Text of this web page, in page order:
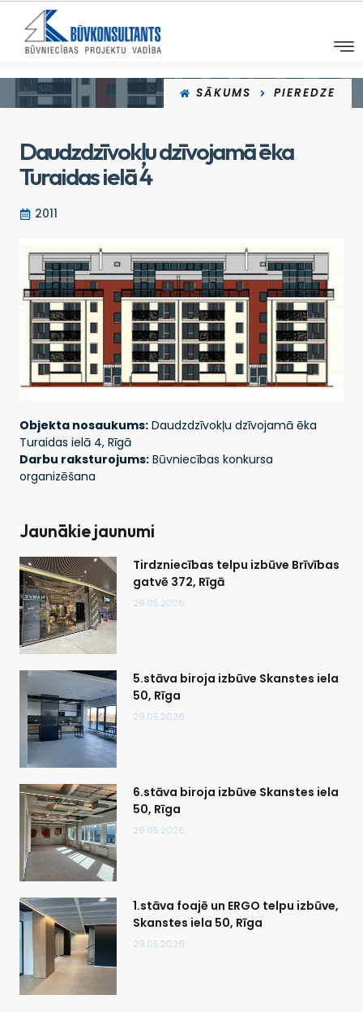
SĀKUMS PIEREDZE
Daudzdzīvokļu dzīvojamā ēka
Turaidas ielā 4
2011
Objekta nosaukums: Daudzdzīvokļu dzīvojamā ēka
Turaidas ielā 4, Rīgā
Darbu raksturojums: Būvniecības konkursa
organizēšana
Jaunākie jaunumi
Tirdzniecības telpu izbūve Brīvības
gatvē 372, Rīgā
29.05.2026.
5.stāva biroja izbūve Skanstes iela
50, Rīga
29.05.2026.
6.stāva biroja izbūve Skanstes iela
50, Rīga
29.05.2026.
1.stāva foajē un ERGO telpu izbūve,
Skanstes iela 50, Rīga
29.05.2026.